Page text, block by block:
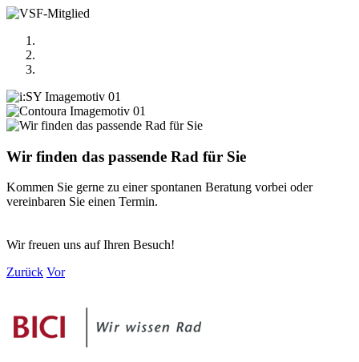
Wir finden das passende Rad für Sie
Kommen Sie gerne zu einer spontanen Beratung vorbei oder
vereinbaren Sie einen Termin.
Wir freuen uns auf Ihren Besuch!
Zurück Vor